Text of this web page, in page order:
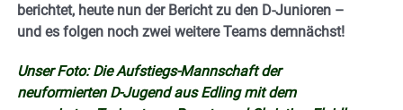
berichtet, heute nun der Bericht zu den D-Junioren –
und es folgen noch zwei weitere Teams demnächst!
Unser Foto: Die Aufstiegs-Mannschaft der
neuformierten D-Jugend aus Edling mit dem